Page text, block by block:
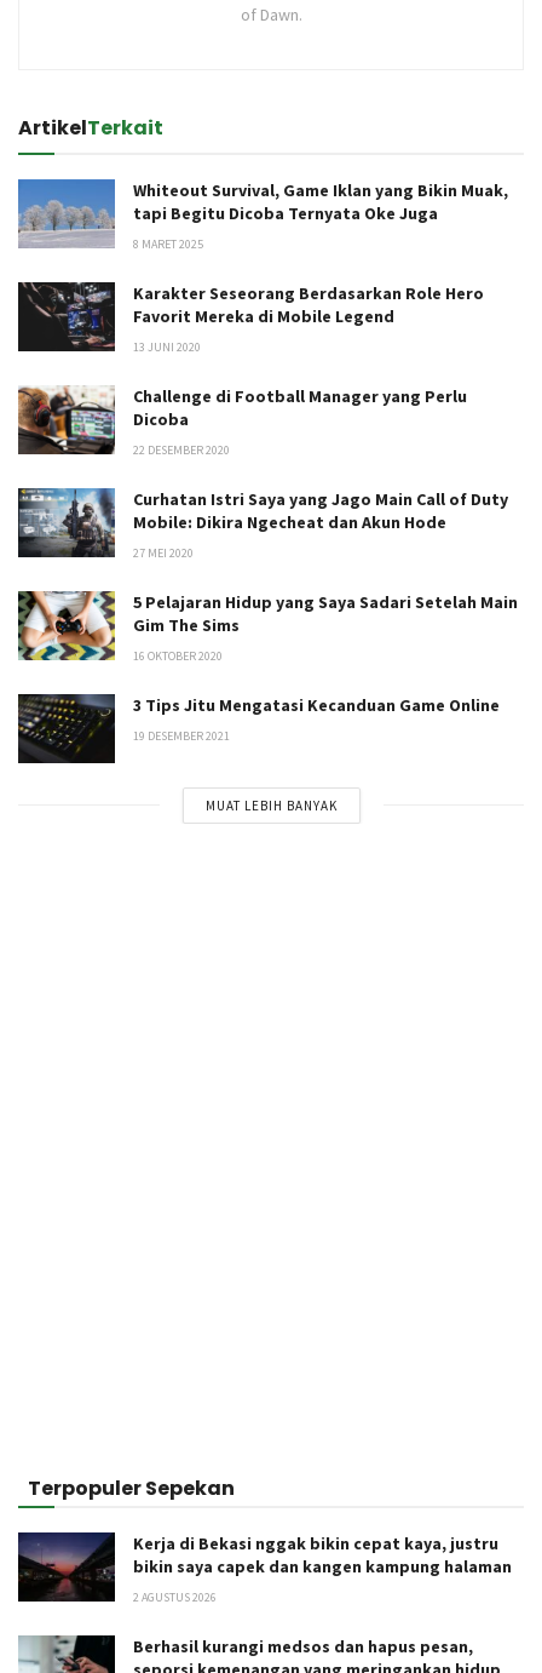
of Dawn.
ArtikelTerkait
Whiteout Survival, Game Iklan yang Bikin Muak,
tapi Begitu Dicoba Ternyata Oke Juga
8 MARET 2025
Karakter Seseorang Berdasarkan Role Hero
Favorit Mereka di Mobile Legend
13 JUNI 2020
Challenge di Football Manager yang Perlu
Dicoba
22 DESEMBER 2020
Curhatan Istri Saya yang Jago Main Call of Duty
Mobile: Dikira Ngecheat dan Akun Hode
27 MEI 2020
5 Pelajaran Hidup yang Saya Sadari Setelah Main
Gim The Sims
16 OKTOBER 2020
3 Tips Jitu Mengatasi Kecanduan Game Online
19 DESEMBER 2021
MUAT LEBIH BANYAK
Terpopuler Sepekan
Kerja di Bekasi nggak bikin cepat kaya, justru
bikin saya capek dan kangen kampung halaman
2 AGUSTUS 2026
Berhasil kurangi medsos dan hapus pesan,